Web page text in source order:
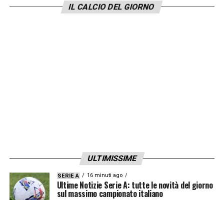
IL CALCIO DEL GIORNO
ULTIMISSIME
SERIE A 16 minuti ago
Ultime Notizie Serie A: tutte le novità del giorno
sul massimo campionato italiano